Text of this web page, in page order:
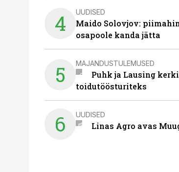
4 UUDISED
Maido Solovjov:
osapoole kanda jätta
5 MAJANDUSTULEMUSED
Puhk ja Lausing
toidutöösturiteks
6 UUDISED
Linas Agro avas